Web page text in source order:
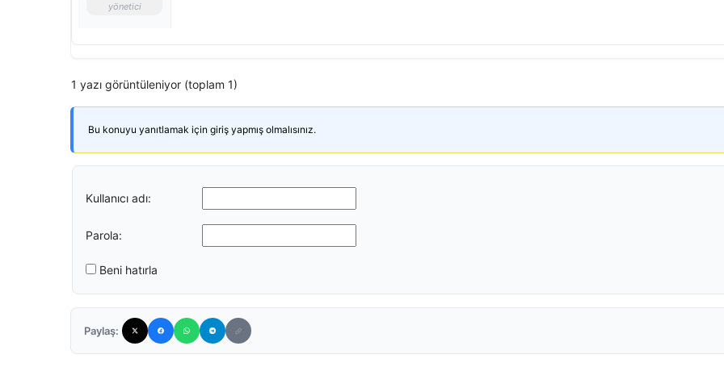
yönetici
1 yazı görüntüleniyor (toplam 1)
Bu konuyu yanıtlamak için giriş yapmış olmalısınız.
Kullanıcı adı:
Parola:
Beni hatırla
Paylaş: